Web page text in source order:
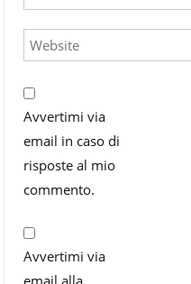
Avvertimi via
email in caso di
risposte al mio
commento.
Avvertimi via
email alla